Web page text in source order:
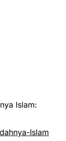
Islam:
Islam